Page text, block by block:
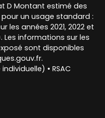
D Montant estimé des
un usage standard :
les années 2021, 2022 et
informations sur les
sont disponibles
• RSAC